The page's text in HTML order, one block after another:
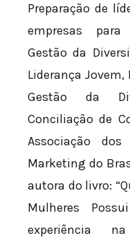
Preparação de
empresas para
Gestão da
Liderança
Gestão da
Conciliação de
Associação
Marketing do
autora do livro:
Mulheres
experiência